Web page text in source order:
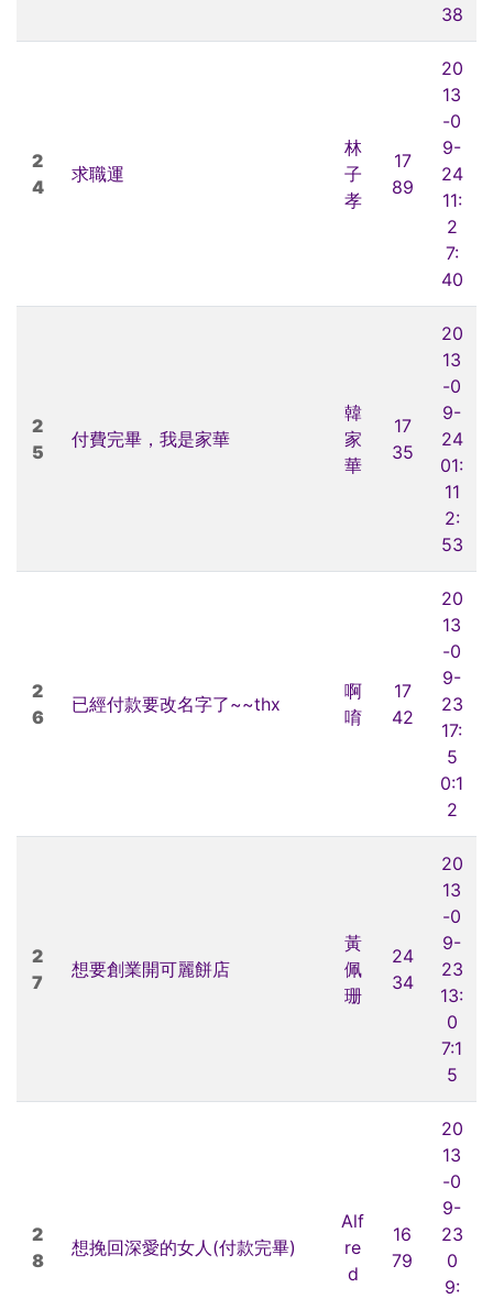
38
2
4
求職運
林
子
孝
17
89
20
13
-0
9-
24
11:
2
7:
40
2
5
付費完畢，我是家華
韓
家
華
17
35
20
13
-0
9-
24
01:
11
2:
53
2
6
已經付款要改名字了~~thx
啊
唷
17
42
20
13
-0
9-
23
17:
5
0:1
2
2
7
想要創業開可麗餅店
黃
佩
珊
24
34
20
13
-0
9-
23
13:
0
7:1
5
2
8
想挽回深愛的女人(付款完畢)
Alf
re
d
16
79
20
13
-0
9-
23
0
9: